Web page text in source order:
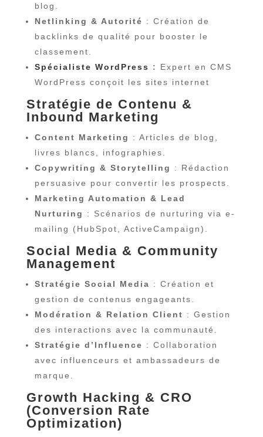
blog.
Netlinking & Autorité : Création de
backlinks de qualité pour booster le
classement.
Spécialiste WordPress
:
Expert en CMS
WordPress conçoit les sites internet
Stratégie de Contenu &
Inbound Marketing
Content Marketing
: Articles de blog,
livres blancs, infographies.
Copywriting & Storytelling
: Rédaction
persuasive pour convertir les prospects.
Marketing Automation & Lead
Nurturing
: Scénarios de nurturing via e-
mailing (HubSpot, ActiveCampaign).
Social Media & Community
Management
Stratégie Social Media : Création et
gestion de contenus engageants.
Modération & Relation Client : Gestion
des interactions avec la communauté.
Stratégie d’Influence : Collaboration
avec influenceurs et ambassadeurs de
marque.
Growth Hacking & CRO
(Conversion Rate
Optimization)